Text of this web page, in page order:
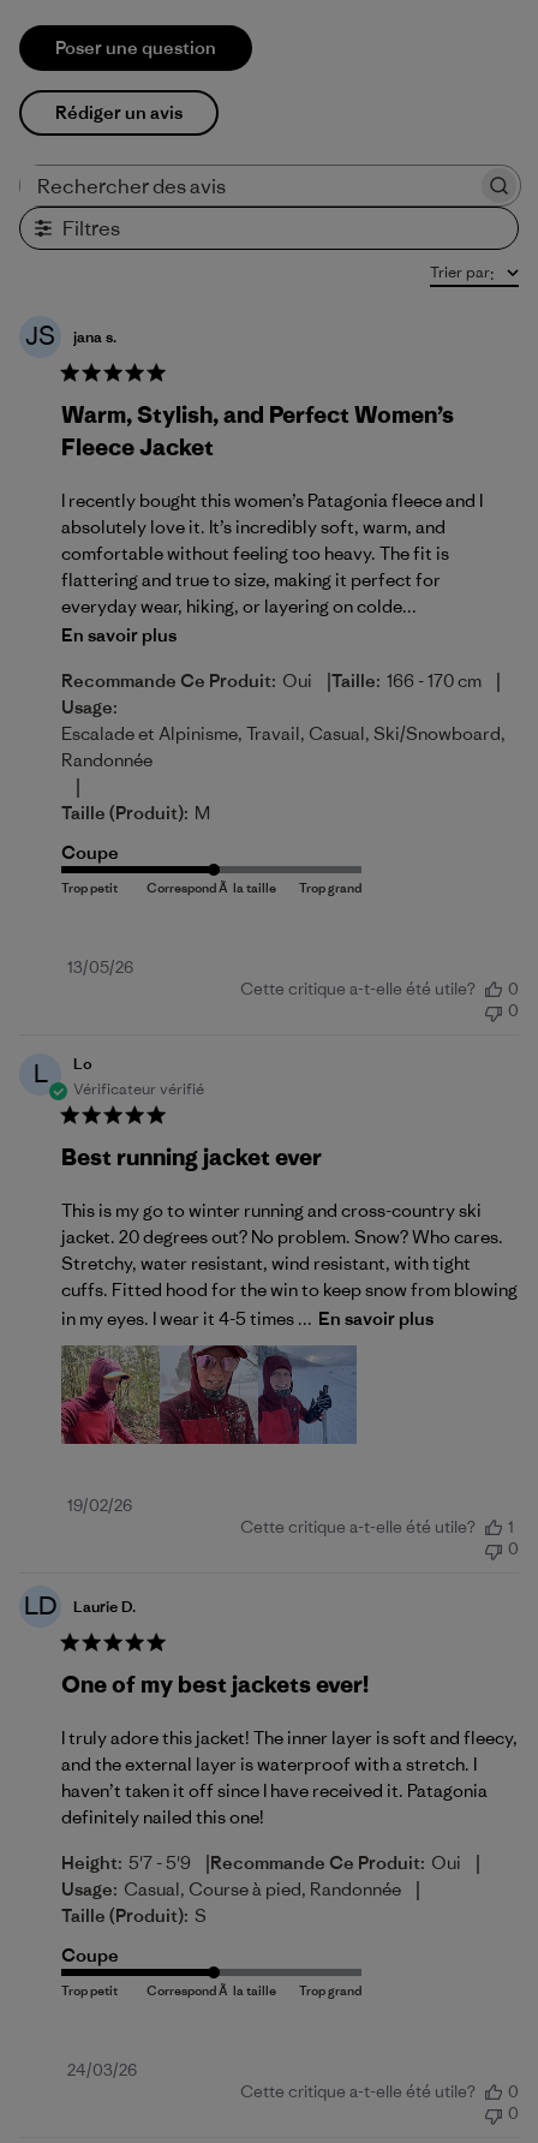
Poser une question
Rédiger un avis
Filtres
Trier par:
JS jana s.
Warm, Stylish, and Perfect Women’s
Fleece Jacket
I recently bought this women’s Patagonia fleece and I
absolutely love it. It’s incredibly soft, warm, and
comfortable without feeling too heavy. The fit is
flattering and true to size, making it perfect for
everyday wear, hiking, or layering on colde...
En savoir plus
Recommande Ce Produit: Oui |Taille: 166 - 170 cm |
Usage:
Escalade et Alpinisme, Travail, Casual, Ski/Snowboard,
Randonnée
|
Taille (produit): M
Coupe
Date
13/05/26
Cette critique a-t-elle été utile?
0
0
L
Lo
Vérificateur vérifié
Best running jacket ever
This is my go to winter running and cross-country ski
jacket. 20 degrees out? No problem. Snow? Who cares.
Stretchy, water resistant, wind resistant, with tight
cuffs. Fitted hood for the win to keep snow from blowing
in my eyes. I wear it 4-5 times ... En savoir plus
Date
19/02/26
Cette critique a-t-elle été utile?
1
0
LD Laurie D.
One of my best jackets ever!
I truly adore this jacket! The inner layer is soft and fleecy,
and the external layer is waterproof with a stretch. I
haven’t taken it off since I have received it. Patagonia
definitely nailed this one!
Height: 5'7 - 5'9 |Recommande Ce Produit: Oui |
Usage: Casual, Course à pied, Randonnée |
Taille (produit): S
Coupe
Date
24/03/26
Cette critique a-t-elle été utile?
0
0